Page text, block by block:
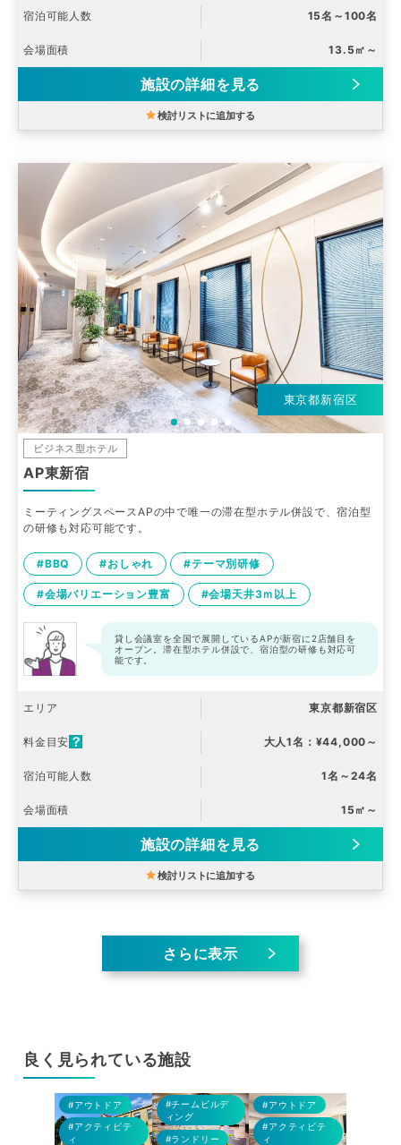
宿泊可能人数 15名～100名
会場面積 13.5㎡～
施設の詳細を見る
検討リストに追加する
東京都新宿区
ビジネス型ホテル
AP東新宿
ミーティングスペースAPの中で唯一の滞在型ホテル併設で、宿泊型
の研修も対応可能です。
#BBQ #おしゃれ #テーマ別研修
#会場バリエーション豊富 #会場天井3ｍ以上
貸し会議室を全国で展開しているAPが新宿に2店舗目を
オープン。滞在型ホテル併設で、宿泊型の研修も対応可
能です。
エリア 東京都新宿区
料金目安 大人1名：¥44,000～
宿泊可能人数 1名～24名
会場面積 15㎡～
施設の詳細を見る
検討リストに追加する
さらに表示
良く見られている施設
ノラマ #BBQ
#アウトドア
#アクティビテ
ィ
#チームビルデ
ィング
#ランドリー
#アウトドア
#アクティビテ
ィ